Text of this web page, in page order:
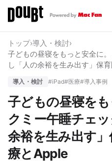
トップ›導入・検討›
子どもの昼寝をもっと安全に
し「人の余裕を生み出す」保
導入・検討 #iPad#医療#導入事例
子どもの昼寝を
クミー午睡チェ
余裕を生み出す
療とApple